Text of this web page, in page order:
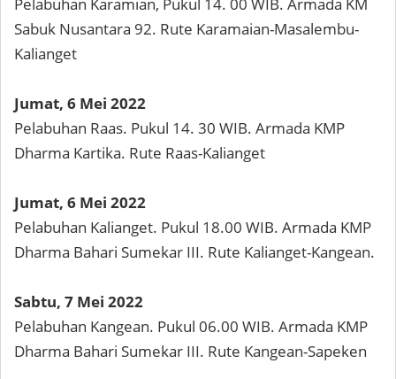
Pelabuhan Karamian, Pukul 14. 00 WIB. Armada KM
Sabuk Nusantara 92. Rute Karamaian-Masalembu-
Kalianget
Jumat, 6 Mei 2022
Pelabuhan Raas. Pukul 14. 30 WIB. Armada KMP
Dharma Kartika. Rute Raas-Kalianget
Jumat, 6 Mei 2022
Pelabuhan Kalianget. Pukul 18.00 WIB. Armada KMP
Dharma Bahari Sumekar III. Rute Kalianget-Kangean.
Sabtu, 7 Mei 2022
Pelabuhan Kangean. Pukul 06.00 WIB. Armada KMP
Dharma Bahari Sumekar III. Rute Kangean-Sapeken